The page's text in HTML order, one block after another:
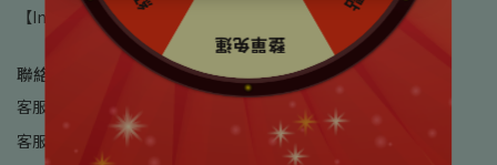
【International Shipping & Hotel Delivery Available】
聯絡資訊
客服專線：(07)312-2223
客服時間：總店｜週一至週五 09:00-18:00